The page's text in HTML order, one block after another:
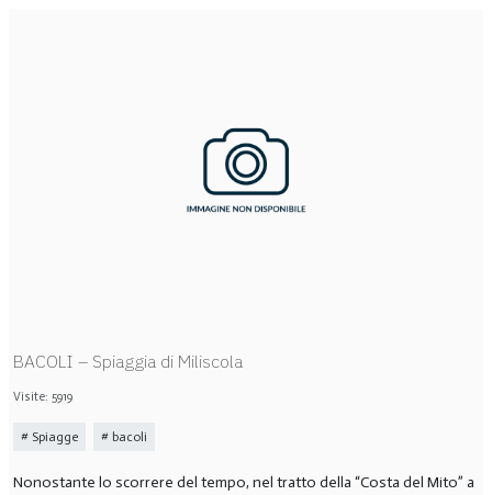
BACOLI – Spiaggia di Miliscola
Visite: 5919
Spiagge bacoli
Nonostante lo scorrere del tempo, nel tratto della “Costa del Mito” a